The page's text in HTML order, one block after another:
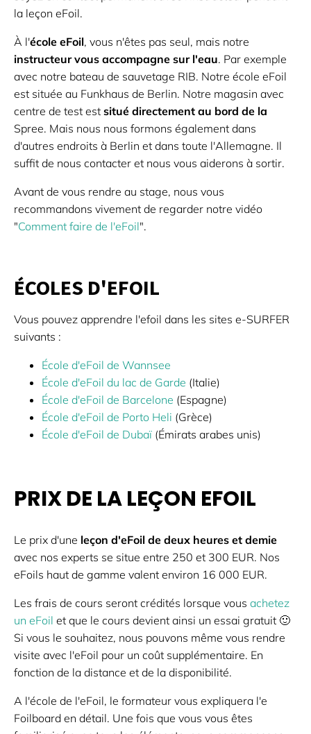
la leçon eFoil.
À l'école eFoil, vous n'êtes pas seul, mais notre
instructeur vous accompagne sur l'eau. Par exemple
avec notre bateau de sauvetage RIB. Notre école eFoil
est située au Funkhaus de Berlin. Notre magasin avec
centre de test est situé directement au bord de la
Spree. Mais nous nous formons également dans
d'autres endroits à Berlin et dans toute l'Allemagne. Il
suffit de nous contacter et nous vous aiderons à sortir.
Avant de vous rendre au stage, nous vous
recommandons vivement de regarder notre vidéo
"Comment faire de l'eFoil".
ÉCOLES D'EFOIL
Vous pouvez apprendre l'efoil dans les sites e-SURFER
suivants :
École d'eFoil de Wannsee
École d'eFoil du lac de Garde (Italie)
École d'eFoil de Barcelone (Espagne)
École d'eFoil de Porto Heli (Grèce)
École d'eFoil de Dubaï (Émirats arabes unis)
PRIX DE LA LEÇON EFOIL
Le prix d'une leçon d'eFoil de deux heures et demie
avec nos experts se situe entre 250 et 300 EUR. Nos
eFoils haut de gamme valent environ 16 000 EUR.
Les frais de cours seront crédités lorsque vous achetez
un eFoil et que le cours devient ainsi un essai gratuit 🙂
Si vous le souhaitez, nous pouvons même vous rendre
visite avec l'eFoil pour un coût supplémentaire. En
fonction de la distance et de la disponibilité.
A l'école de l'eFoil, le formateur vous expliquera l'e
Foilboard en détail. Une fois que vous vous êtes